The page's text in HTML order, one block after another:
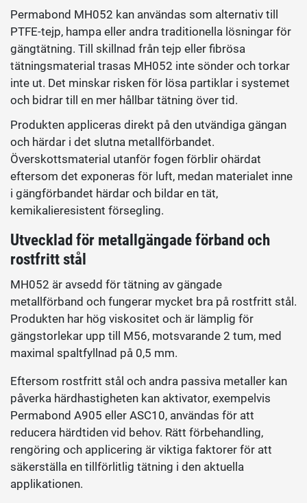
Permabond MH052 kan användas som alternativ till
PTFE-tejp, hampa eller andra traditionella lösningar för
gängtätning. Till skillnad från tejp eller fibrösa
tätningsmaterial trasas MH052 inte sönder och torkar
inte ut. Det minskar risken för lösa partiklar i systemet
och bidrar till en mer hållbar tätning över tid.
Produkten appliceras direkt på den utvändiga gängan
och härdar i det slutna metallförbandet.
Överskottsmaterial utanför fogen förblir ohärdat
eftersom det exponeras för luft, medan materialet inne
i gängförbandet härdar och bildar en tät,
kemikalieresistent försegling.
Utvecklad för metallgängade förband och
rostfritt stål
MH052 är avsedd för tätning av gängade
metallförband och fungerar mycket bra på rostfritt stål.
Produkten har hög viskositet och är lämplig för
gängstorlekar upp till M56, motsvarande 2 tum, med
maximal spaltfyllnad på 0,5 mm.
Eftersom rostfritt stål och andra passiva metaller kan
påverka härdhastigheten kan aktivator, exempelvis
Permabond A905 eller ASC10, användas för att
reducera härdtiden vid behov. Rätt förbehandling,
rengöring och applicering är viktiga faktorer för att
säkerställa en tillförlitlig tätning i den aktuella
applikationen.